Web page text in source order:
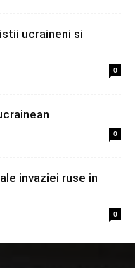
ucraineni si
0
0
invaziei ruse in
0